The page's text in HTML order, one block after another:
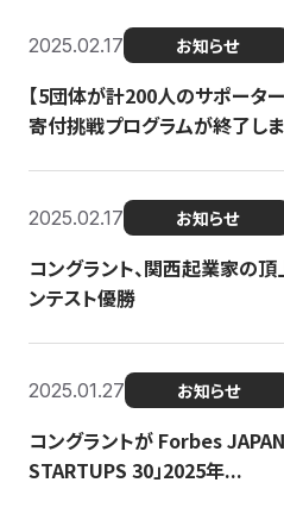
2025.02.17 お知らせ
【5団体が計200人のサポータ
寄付挑戦プログラムが終了し
2025.02.17 お知らせ
コングラント、関西起業家の
ンテスト優勝
2025.01.27 お知らせ
コングラントが Forbes
STARTUPS 30」2025年...